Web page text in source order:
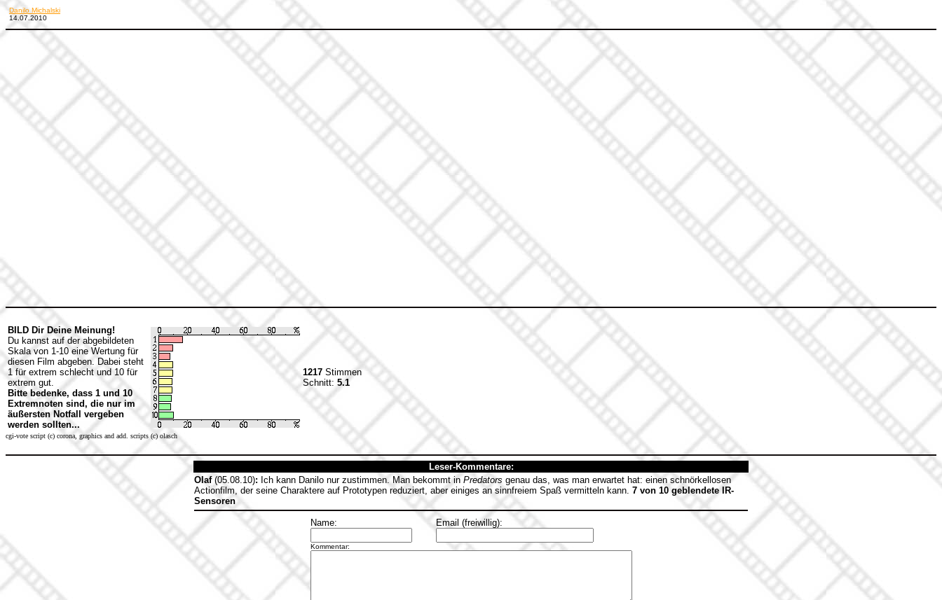
Danilo Michalski
14.07.2010
BILD Dir Deine Meinung!
Du kannst auf der abgebildeten
Skala von 1-10 eine Wertung für
diesen Film abgeben. Dabei steht
1 für extrem schlecht und 10 für
extrem gut.
Bitte bedenke, dass 1 und 10
Extremnoten sind, die nur im
äußersten Notfall vergeben
werden sollten...
1217 Stimmen
Schnitt: 5.1
cgi-vote script (c) corona, graphics and add. scripts (c) olasch
Leser-Kommentare:
Olaf(05.08.10): Ich kann Danilo nur zustimmen. Man bekommt in Predators genau das, was man erwartet hat: einen schnörkellosen
Actionfilm, der seine Charaktere auf Prototypen reduziert, aber einiges an sinnfreiem Spaß vermitteln kann. 7 von 10 geblendete IR-
Sensoren
Name: Email (freiwillig):
Kommentar: